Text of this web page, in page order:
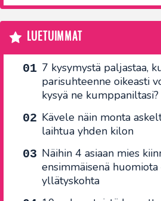
LUETUIMMAT
7 kysymystä paljastaa,
parisuhteenne oikeasti
kysyä ne kumppaniltasi?
Kävele näin monta
laihtua yhden kilon
Näihin 4 asiaan mies
ensimmäisenä huomiota
yllätyskohta